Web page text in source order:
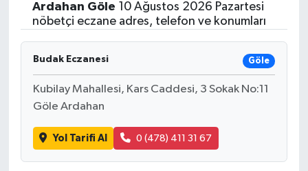
Ardahan Göle 10 Ağustos 2026 Pazartesi
nöbetçi eczane adres, telefon ve konumları
Budak Eczanesi Göle
Kubilay Mahallesi, Kars Caddesi, 3 Sokak No:11
Göle Ardahan
Yol Tarifi Al 0 (478) 411 31 67
Özel Haber
Resmi İlan
Sağlık
Siyaset